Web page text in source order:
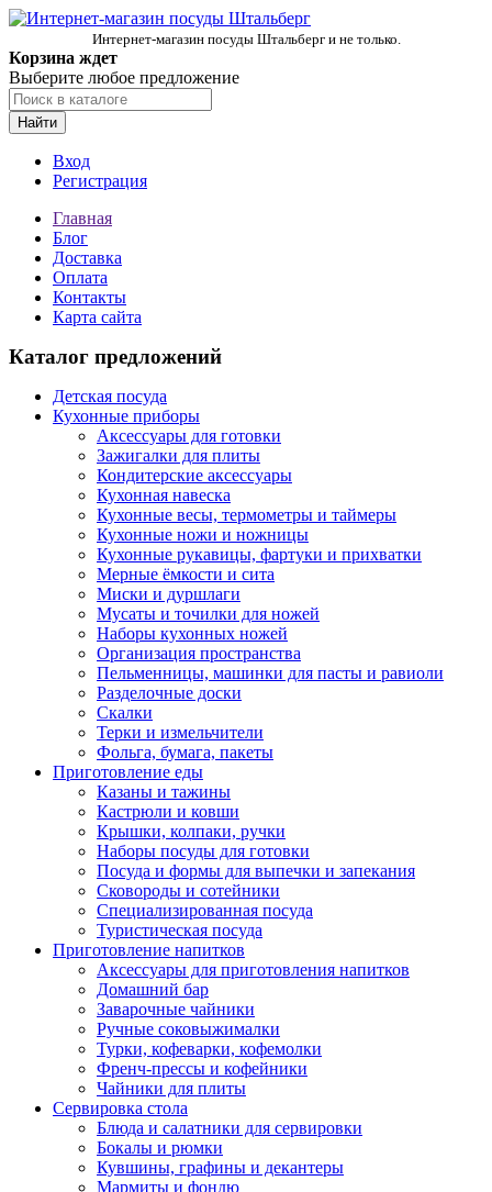
Интернет-магазин посуды Штальберг и не только.
Корзина ждет
Выберите любое предложение
Найти
Вход
Регистрация
Главная
Блог
Доставка
Оплата
Контакты
Карта сайта
Каталог предложений
Детская посуда
Кухонные приборы
Аксессуары для готовки
Зажигалки для плиты
Кондитерские аксессуары
Кухонная навеска
Кухонные весы, термометры и таймеры
Кухонные ножи и ножницы
Кухонные рукавицы, фартуки и прихватки
Мерные ёмкости и сита
Миски и дуршлаги
Мусаты и точилки для ножей
Наборы кухонных ножей
Организация пространства
Пельменницы, машинки для пасты и равиоли
Разделочные доски
Скалки
Терки и измельчители
Фольга, бумага, пакеты
Приготовление еды
Казаны и тажины
Кастрюли и ковши
Крышки, колпаки, ручки
Наборы посуды для готовки
Посуда и формы для выпечки и запекания
Сковороды и сотейники
Специализированная посуда
Туристическая посуда
Приготовление напитков
Аксессуары для приготовления напитков
Домашний бар
Заварочные чайники
Ручные соковыжималки
Турки, кофеварки, кофемолки
Френч-прессы и кофейники
Чайники для плиты
Сервировка стола
Блюда и салатники для сервировки
Бокалы и рюмки
Кувшины, графины и декантеры
Мармиты и фондю